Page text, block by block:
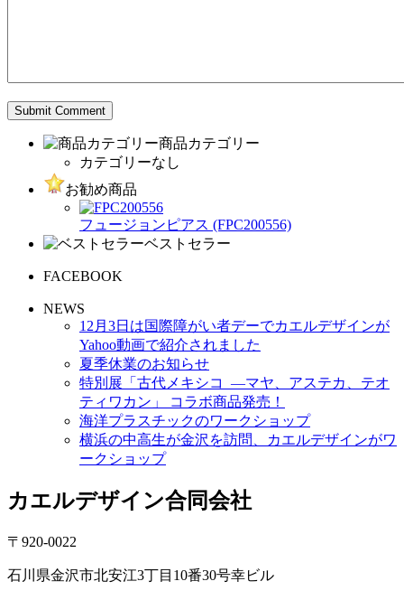
商品カテゴリー
カテゴリーなし
お勧め商品
フュージョンピアス (FPC200556)
ベストセラー
FACEBOOK
NEWS
12月3日は国際障がい者デーでカエルデザインが
Yahoo動画で紹介されました
夏季休業のお知らせ
特別展「古代メキシコ ―マヤ、アステカ、テオ
ティワカン」 コラボ商品発売！
海洋プラスチックのワークショップ
横浜の中高生が金沢を訪問、カエルデザインがワ
ークショップ
カエルデザイン合同会社
〒920-0022
石川県金沢市北安江3丁目10番30号幸ビル